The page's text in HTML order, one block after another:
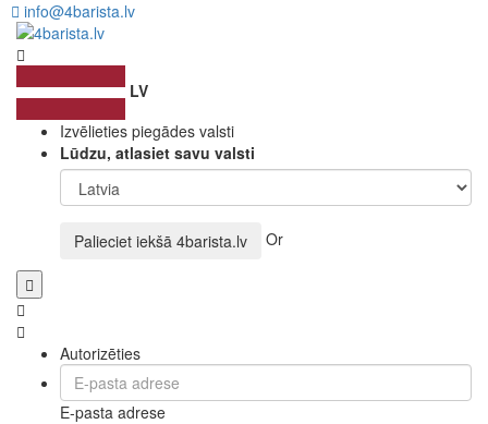
info@4barista.lv
LV
Izvēlieties piegādes valsti
Lūdzu, atlasiet savu valsti
Palieciet iekšā 4barista.lv Or
Autorizēties
E-pasta adrese